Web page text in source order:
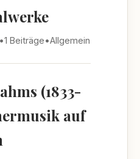
•1 Beiträge•Allgemein
(1833-
auf